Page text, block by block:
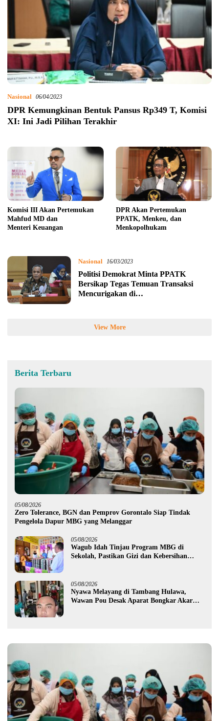
Nasional 06/04/2023
DPR Kemungkinan Bentuk Pansus Rp349 T, Komisi
XI: Ini Jadi Pilihan Terakhir
Komisi III Akan Pertemukan
Mahfud MD dan
Menteri Keuangan
DPR Akan Pertemukan
PPATK, Menkeu, dan
Menkopolhukam
Nasional 16/03/2023
Politisi Demokrat Minta PPATK
Bersikap Tegas Temuan Transaksi
Mencurigakan di
View More
Berita Terbaru
05/08/2026
Zero Tolerance, BGN dan Pemprov Gorontalo Siap Tindak
Pengelola Dapur MBG yang Melanggar
05/08/2026
Wagub Idah Tinjau Program MBG di
Sekolah, Pastikan Gizi dan Kebersihan
05/08/2026
Nyawa Melayang di Tambang Hulawa,
Wawan Pou Desak Aparat Bongkar Akar